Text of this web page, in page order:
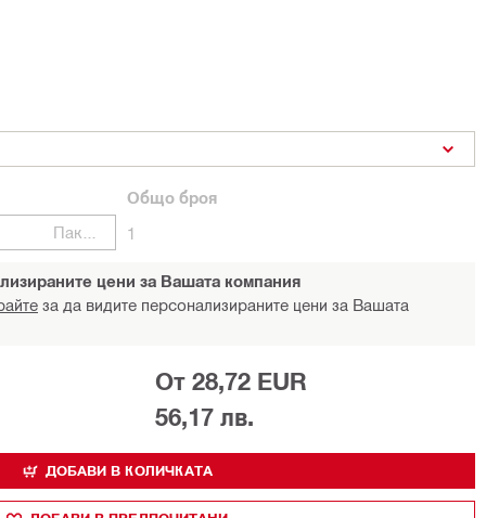
Общо броя
1
цени за Вашата компания
за да видите персонализираните цени за Вашата
От 28,72 EUR
56,17 лв.
ДОБАВИ В КОЛИЧКАТА